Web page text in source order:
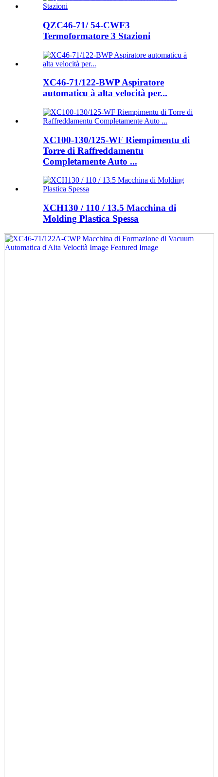
QZC46-71/ 54-CWF3
Termoformatore 3 Stazioni
XC46-71/122-BWP Aspiratore
automaticu à alta velocità per...
XC100-130/125-WF Riempimentu di
Torre di Raffreddamentu
Completamente Auto ...
XCH130 / 110 / 13.5 Macchina di
Molding Plastica Spessa